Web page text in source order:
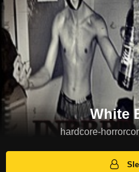
White
hardcore-